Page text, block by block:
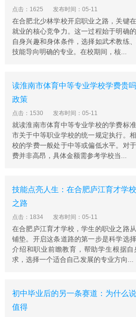
应社会打下良好的基础。
由于社会发展的需要，现在企业的
型向专业技术型转变，因此，学校
际中的实用技术入手，强化培养学
际问题的能力，学生毕业后均能直
际脱节、学生适应能力差等缺点。
3、亳州汽车工业学校
范校。2011年8月，与蒙城县高级
城县职教中心南校区。学校坐落蒙
蝶湖，紧依南洛高速。
同时承担新型农民、农民创业、失
当作生命，把学生就业作为方向，
素质作为根本目的，一届届毕业生
徽的名片。
亳州汽车工业学校位于亳州市蒙城
靠省道203线。1958年建校，
学，1988年改为庄周高级职业中学
正式更名为亳州汽车工业学校。亳
亩，建筑面积3万平方米，固定资产
人，其中高级教师23人，中级教师
人，专任教118人，在校生2850人，
点击：1625 发布时间：05-11
在合肥北少林学校开启职业之路，关键
就业的核心竞争力。这一过程始于明确
自身兴趣和身体条件，选择如武术教练
技能导向明确的专业。在校期间，核...
读淮南市体育中等专业学校学费贵
政策
点击：1530 发布时间：05-11
就读淮南市体育中等专业学校的学费标
市关于中等职业学校的统一规定执行。
校的学费一般处于中等或偏低水平。对
费并非高昂，具体金额需参考学校当...
技能点亮人生：在合肥庐江育才学
之路
点击：1834 发布时间：05-11
在合肥庐江育才学校，学生的职业之路
铺垫。开启这条道路的第一步是科学选
介绍和职业前瞻教育，帮助学生根据
求，选择一个适合自己发展的专业方向...
初中毕业后的另一条赛道：为什么
值得